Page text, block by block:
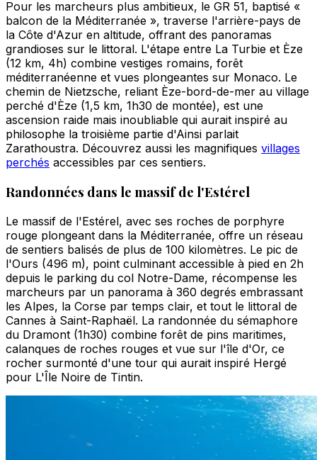
Pour les marcheurs plus ambitieux, le GR 51, baptisé «
balcon de la Méditerranée », traverse l'arrière-pays de
la Côte d'Azur en altitude, offrant des panoramas
grandioses sur le littoral. L'étape entre La Turbie et Èze
(12 km, 4h) combine vestiges romains, forêt
méditerranéenne et vues plongeantes sur Monaco. Le
chemin de Nietzsche, reliant Èze-bord-de-mer au village
perché d'Èze (1,5 km, 1h30 de montée), est une
ascension raide mais inoubliable qui aurait inspiré au
philosophe la troisième partie d'Ainsi parlait
Zarathoustra. Découvrez aussi les magnifiques villages
perchés accessibles par ces sentiers.
Randonnées dans le massif de l'Estérel
Le massif de l'Estérel, avec ses roches de porphyre
rouge plongeant dans la Méditerranée, offre un réseau
de sentiers balisés de plus de 100 kilomètres. Le pic de
l'Ours (496 m), point culminant accessible à pied en 2h
depuis le parking du col Notre-Dame, récompense les
marcheurs par un panorama à 360 degrés embrassant
les Alpes, la Corse par temps clair, et tout le littoral de
Cannes à Saint-Raphaël. La randonnée du sémaphore
du Dramont (1h30) combine forêt de pins maritimes,
calanques de roches rouges et vue sur l'île d'Or, ce
rocher surmonté d'une tour qui aurait inspiré Hergé
pour L'Île Noire de Tintin.